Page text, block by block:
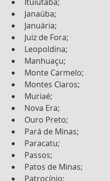
Janaúba;
Januária;
Juiz de Fora;
Leopoldina;
Manhuaçu;
Monte Carmelo;
Montes Claros;
Muriaé;
Nova Era;
Ouro Preto;
Pará de Minas;
Paracatu;
Passos;
Patos de Minas;
Patrocínio;